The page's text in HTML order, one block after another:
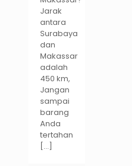
Jarak
antara
Surabaya
dan
Makassar
adalah
450 km,
Jangan
sampai
barang
Anda
tertahan
[…]